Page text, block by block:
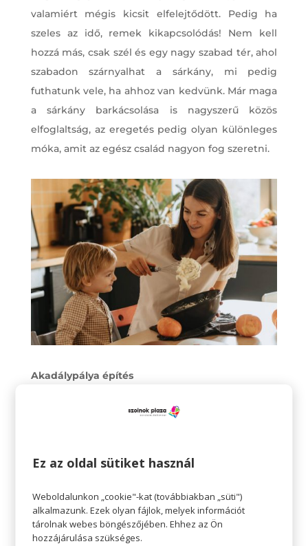
valamiért mégis kicsit elfelejtődött. Pedig ha
szeles az idő, remek kikapcsolódás! Nem kell
hozzá más, csak szél és egy nagy szabad tér, ahol
szabadon szárnyalhat a sárkány, mi pedig
futhatunk vele, ha ahhoz van kedvünk. Már maga
a sárkány barkácsolása is nagyszerű közös
elfoglaltság, az eregetés pedig olyan különleges
móka, amit az egész család nagyon fog szeretni.
Akadálypálya építés
esetén akár a szobában is megépíthető egy
Sok mozgással járó remek módja annak, hogy
szórakozva időt töltsünk a gyerekekkel. A
feladatoknak csak a fantázia és a hely szabhat
határt. Hajrá!
Ez az oldal sütiket használ
Weboldalunkon „cookie"-kat (továbbiakban „süti")
alkalmazunk. Ezek olyan fájlok, melyek információt
tárolnak webes böngészőjében. Ehhez az Ön
hozzájárulása szükséges.